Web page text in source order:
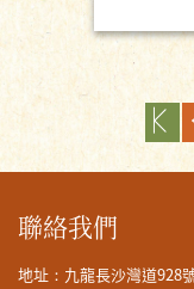
聯絡我們
地址：九龍長沙灣道928